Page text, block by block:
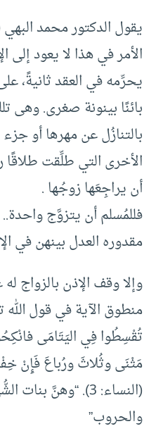
يقول الدكتور محمد البهي
الأمر في هذا لا يعود إلى
يحرِّمه في العقد ثانيةً،
بائنًا بينونة صغرى. وهى
بالتنازُل عن مهرها أو
الأخرى التي طلِّقت
أن يراجِعَها زوجُها .
فللمُسلم أن يتزوَّج
مقدوره العدل بينهن في
وإلا وقف الإذن بالزواج
منطوق الآية في قول الله
تُقْسِطُوا فِي اليَتَامَى
مَثْنَى وثُلاثَ ورُباعَ فَإِنْ
(النساء: 3). “وهنَّ
والحروب”